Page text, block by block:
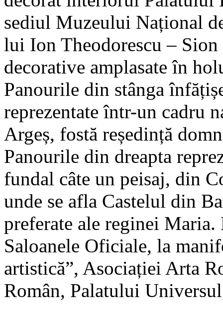
sediul Muzeului Național
lui Ion Theodorescu –
decorative amplasate în
Panourile din stânga
reprezentate într-un cadru
Argeș, fostă reședință
Panourile din dreapta
fundal câte un peisaj, din
unde se afla Castelul din
preferate ale reginei
Saloanele Oficiale, la
artistică”, Asociației Arta
Român, Palatului